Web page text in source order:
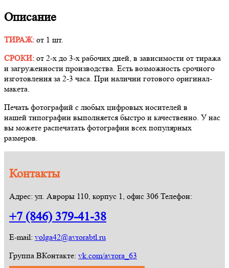
Описание
ТИРАЖ: от 1 шт.
СРОКИ: от 2-х до 3-х рабочих дней, в зависимости от тиража
и загруженности производства. Есть возможность срочного
изготовления за 2-3 часа. При наличии готового оригинал-
макета.
Печать фотографий с любых цифровых носителей в
нашей типографии выполняется быстро и качественно. У нас
вы можете распечатать фотографии всех популярных
размеров.
Контакты
Адрес: ул. Авроры 110, корпус 1, офис 306 Телефон:
+7 (846) 379-41-38
E-mail: volga42@avrorabtl.ru
Группа ВКонтакте: vk.com/avrora_63